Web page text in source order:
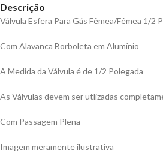
Descrição
Válvula Esfera Para Gás Fêmea/Fêmea 1/2
Com Alavanca Borboleta em Alumínio
A Medida da Válvula é de 1/2 Polegada
As Válvulas devem ser utlizadas
Com Passagem Plena
Imagem meramente ilustrativa